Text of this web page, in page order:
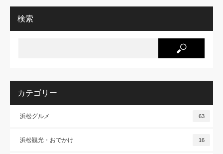
検索
カテゴリー
浜松グルメ 63
浜松観光・おでかけ 16